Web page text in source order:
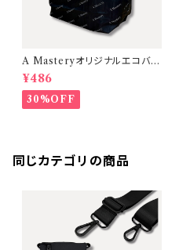
A Masteryオリジナルエコバッ
グ 大容量・お弁当が傾かないマ
チ広設計【単品】
¥486
30%OFF
同じカテゴリの商品